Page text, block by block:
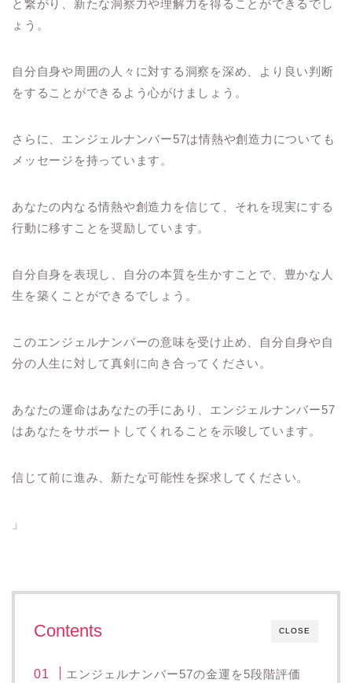
と繋がり、新たな洞察力や理解力を得ることができるでし
ょう。
自分自身や周囲の人々に対する洞察を深め、より良い判断
をすることができるよう心がけましょう。
さらに、エンジェルナンバー57は情熱や創造力についても
メッセージを持っています。
あなたの内なる情熱や創造力を信じて、それを現実にする
行動に移すことを奨励しています。
自分自身を表現し、自分の本質を生かすことで、豊かな人
生を築くことができるでしょう。
このエンジェルナンバーの意味を受け止め、自分自身や自
分の人生に対して真剣に向き合ってください。
あなたの運命はあなたの手にあり、エンジェルナンバー57
はあなたをサポートしてくれることを示唆しています。
信じて前に進み、新たな可能性を探求してください。
」
CLOSE
Contents
エンジェルナンバー57の金運を5段階評価